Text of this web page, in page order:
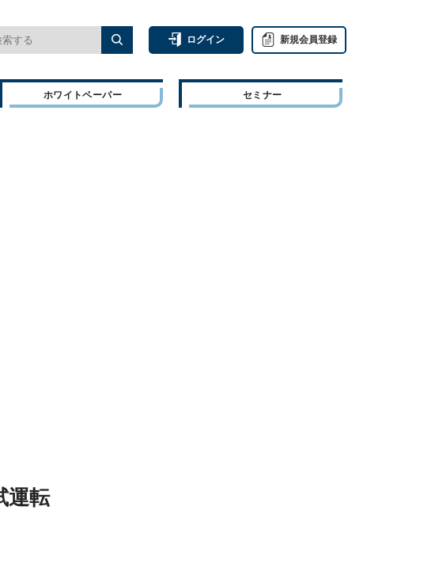
ログイン 新規会員登録
ホワイトペーパー セミナー
運転